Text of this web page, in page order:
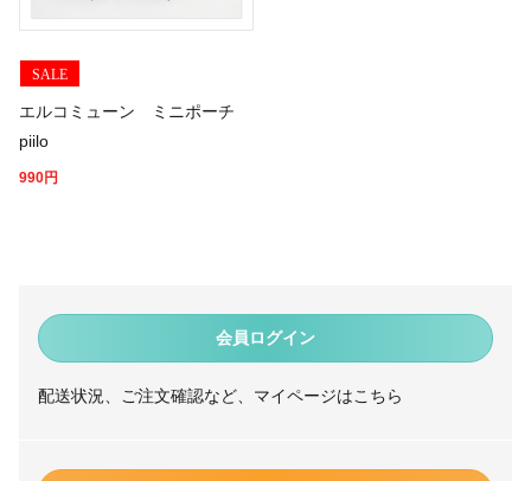
会員ログイン
配送状況、ご注文確認など、マイページはこちら
SALE
エルコミューン ミニポーチ
piilo
990円